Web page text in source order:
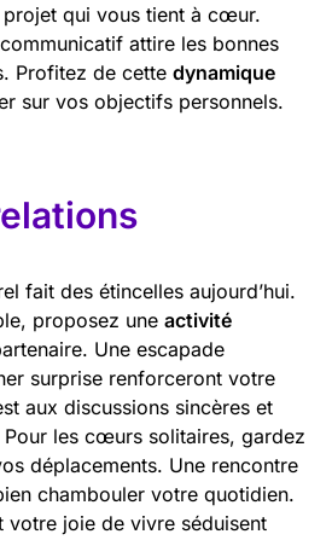
qui vous tient à cœur.
attire les bonnes
Profitez de cette dynamique
sur vos objectifs personnels.
fait des étincelles aujourd’hui.
proposez une activité
Une escapade
surprise renforceront votre
aux discussions sincères et
Pour les cœurs solitaires, gardez
déplacements. Une rencontre
chambouler votre quotidien.
votre joie de vivre séduisent